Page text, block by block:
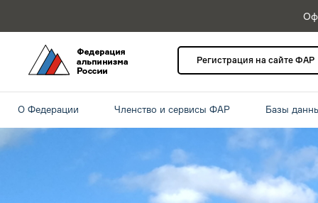
Регистрация на сайте ФАР
О Федерации Членство и сервисы ФАР Базы